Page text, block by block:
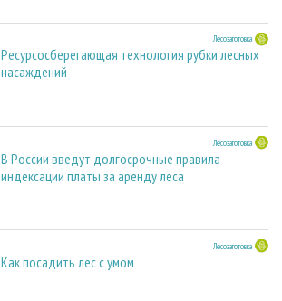
Лесозаготовка
Ресурсосберегающая технология рубки лесных
насаждений
Лесозаготовка
В России введут долгосрочные правила
индексации платы за аренду леса
Лесозаготовка
Как посадить лес с умом